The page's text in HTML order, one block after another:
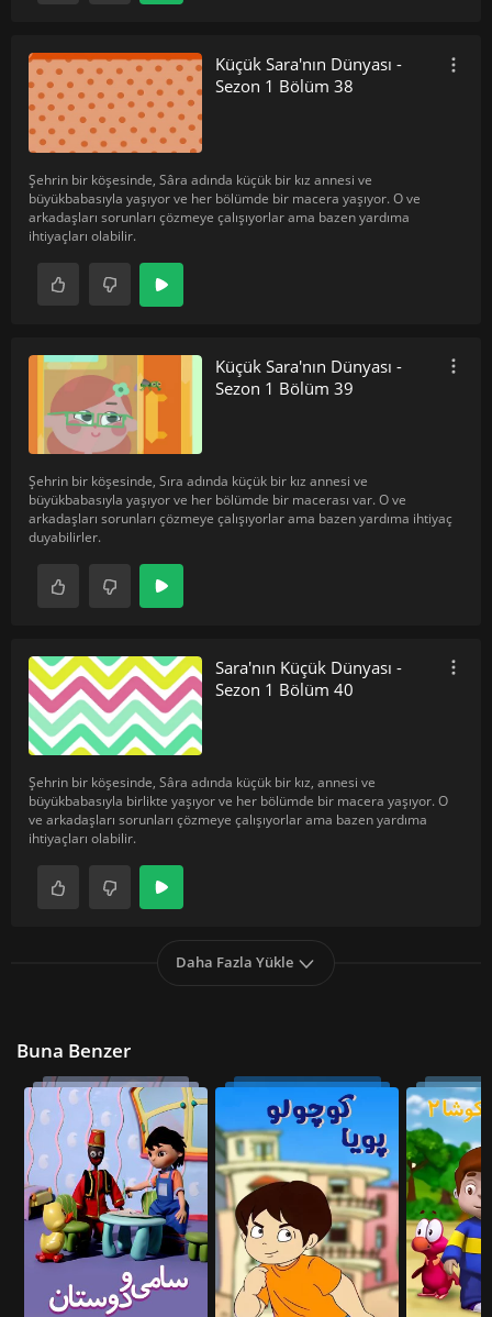
Küçük Sara'nın Dünyası -
Sezon 1 Bölüm 38
Şehrin bir köşesinde, Sâra adında küçük bir kız annesi ve
büyükbabasıyla yaşıyor ve her bölümde bir macera yaşıyor. O ve
arkadaşları sorunları çözmeye çalışıyorlar ama bazen yardıma
ihtiyaçları olabilir.
Küçük Sara'nın Dünyası -
Sezon 1 Bölüm 39
Şehrin bir köşesinde, Sıra adında küçük bir kız annesi ve
büyükbabasıyla yaşıyor ve her bölümde bir macerası var. O ve
arkadaşları sorunları çözmeye çalışıyorlar ama bazen yardıma ihtiyaç
duyabilirler.
Sara'nın Küçük Dünyası -
Sezon 1 Bölüm 40
Şehrin bir köşesinde, Sâra adında küçük bir kız, annesi ve
büyükbabasıyla birlikte yaşıyor ve her bölümde bir macera yaşıyor. O
ve arkadaşları sorunları çözmeye çalışıyorlar ama bazen yardıma
ihtiyaçları olabilir.
Daha Fazla Yükle
Buna Benzer